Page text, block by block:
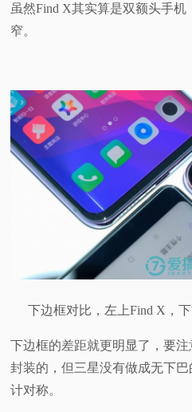
虽然Find X其实算是双额头手
窄。
下边框对比，左上Find X，
下边框的差距就更明显了，要
封装的，但三星没有做成无下
计对称。